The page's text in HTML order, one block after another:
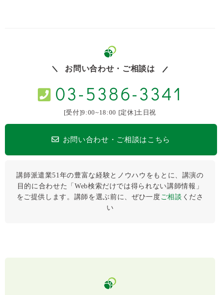
お問い合わせ・ご相談は
03-5386-3341
[受付]9:00~18:00 [定休]土日祝
お問い合わせ・ご相談はこちら
講師派遣業51年の豊富な経験とノウハウをもとに、講演の
目的に合わせた「Web検索だけでは得られない講師情報」
をご提供します。講師を選ぶ前に、ぜひ⼀度ご相談 くださ
い